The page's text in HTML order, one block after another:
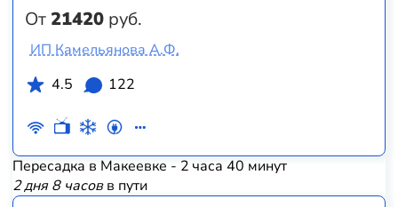
От21420 руб.
ИП Камельянова А.Ф.
4.5
122
Пересадка в Макеевке - 2 часа 40 минут
2 дня 8 часовв пути